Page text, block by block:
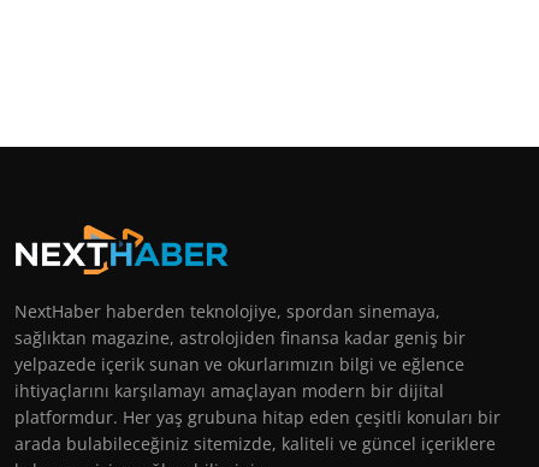
NextHaber haberden teknolojiye, spordan sinemaya,
sağlıktan magazine, astrolojiden finansa kadar geniş bir
yelpazede içerik sunan ve okurlarımızın bilgi ve eğlence
ihtiyaçlarını karşılamayı amaçlayan modern bir dijital
platformdur. Her yaş grubuna hitap eden çeşitli konuları bir
arada bulabileceğiniz sitemizde, kaliteli ve güncel içeriklere